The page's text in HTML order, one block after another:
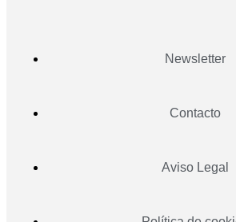
Newsletter
Contacto
Aviso Legal